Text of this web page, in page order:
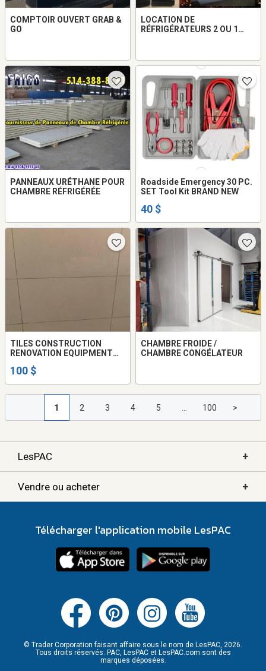
COMPTOIR OUVERT GRAB &
GO
LOCATION DE
RÉFRIGÉRATEURS 2 OU 1
PANNEAUX URÉTHANE POUR
CHAMBRE RÉFRIGÉRÉE
Roadside Emergency 30 PC.
SET Tool Kit BRAND NEW
40 $
TILES CONSTRUCTION
RENOVATION EQUIPMENT
100 $
CHAMBRE FROIDE /
CHAMBRE CONGÉLATEUR
1 2 3 4 5 100 >
LesPAC +
Vendre ou acheter +
Télécharger l'application mobile LesPAC
© Trader Corporation faisant affaire sous le nom de LesPAC, 2026.
Tous droits réservés. PAC, LesPAC et LesPAC.com sont des
marques déposées.